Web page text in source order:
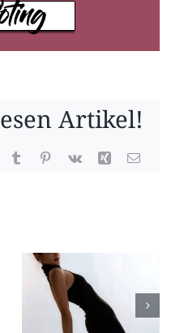
Artikel!
TumblrPinterest
Vk Xing E-